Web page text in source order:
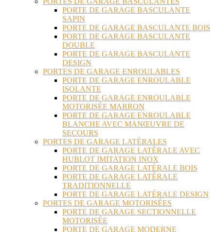
PORTE DE GARAGE BASCULANTE
SAPIN
PORTE DE GARAGE BASCULANTE BOIS
PORTE DE GARAGE BASCULANTE
DOUBLE
PORTE DE GARAGE BASCULANTE
DESIGN
PORTES DE GARAGE ENROULABLES
PORTE DE GARAGE ENROULABLE
ISOLANTE
PORTE DE GARAGE ENROULABLE
MOTORISÉE MARRON
PORTE DE GARAGE ENROULABLE
BLANCHE AVEC MANŒUVRE DE
SECOURS
PORTES DE GARAGE LATÉRALES
PORTE DE GARAGE LATÉRALE AVEC
HUBLOT IMITATION INOX
PORTE DE GARAGE LATÉRALE BOIS
PORTE DE GARAGE LATÉRALE
TRADITIONNELLE
PORTE DE GARAGE LATÉRALE DESIGN
PORTES DE GARAGE MOTORISÉES
PORTE DE GARAGE SECTIONNELLE
MOTORISÉE
PORTE DE GARAGE MODERNE